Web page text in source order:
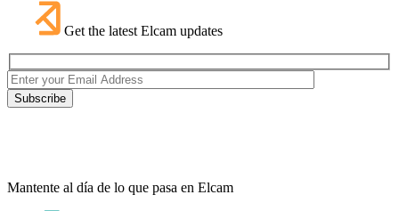
Get the latest Elcam updates
Mantente al día de lo que pasa en Elcam